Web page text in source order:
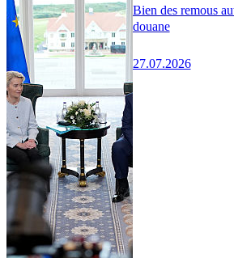
Bien des remous
douane
27.07.2026